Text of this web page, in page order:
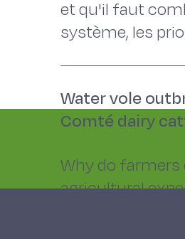
et qu'il faut
système, les
Water vole
Comté dairy
Why do
agricultural